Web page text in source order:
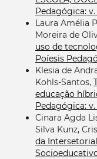
Pedagógica: v.
Laura Amélia
Moreira de
uso de
Poíesis
Klesia de
Kohls-Santos,
educação
Pedagógica: v.
Cinara Agda
Silva Kunz,
da